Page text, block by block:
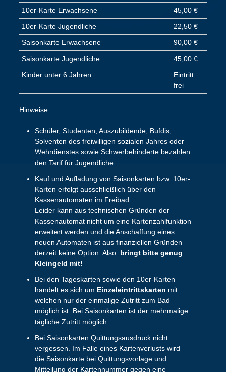
10er-Karte Erwachsene
45,00 €
10er-Karte Jugendliche
22,50 €
Saisonkarte Erwachsene
90,00 €
Saisonkarte Jugendliche
45,00 €
Kinder unter 6 Jahren
Eintritt
frei
Hinweise:
Schüler, Studenten, Auszubildende, Bufdis,
Solventen des freiwilligen sozialen Jahres oder
Wehrdienstes sowie Schwerbehinderte bezahlen
den Tarif für Jugendliche.
Kauf und Aufladung von Saisonkarten bzw. 10er-
Karten erfolgt ausschließlich über den
Kassenautomaten im Freibad.
Leider kann aus technischen Gründen der
Kassenautomat nicht um eine Kartenzahlfunktion
erweitert werden und die Anschaffung eines
neuen Automaten ist aus finanziellen Gründen
derzeit keine Option. Also: bringt bitte genug
Kleingeld mit!
Bei den Tageskarten sowie den 10er-Karten
handelt es sich um Einzeleintrittskarten mit
welchen nur der einmalige Zutritt zum Bad
möglich ist. Bei Saisonkarten ist der mehrmalige
tägliche Zutritt möglich.
Bei Saisonkarten Quittungsausdruck nicht
vergessen. Im Falle eines Kartenverlusts wird
die Saisonkarte bei Quittungsvorlage und
Mitteilung der Kartennummer gegen eine